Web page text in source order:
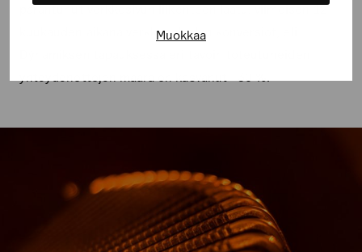
Muokkaa
parantunut verkkosivun liikenteen laatu: viimeisen 12
kuukauden aikana verkkopalvelun konversiot, eli